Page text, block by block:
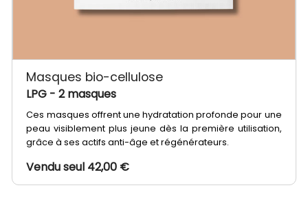
Masques bio-cellulose
LPG - 2 masques
Ces masques offrent une hydratation profonde pour une
peau visiblement plus jeune dès la première utilisation,
grâce à ses actifs anti-âge et régénérateurs.
Vendu seul 42,00 €